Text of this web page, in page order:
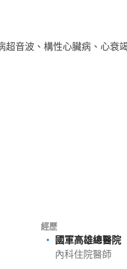
音波、構性心臟病、心
經歷
國軍高雄總醫院
內科住院醫師